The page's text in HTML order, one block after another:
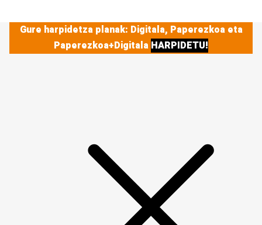
Gure harpidetza planak: Digitala, Paperezkoa eta
Paperezkoa+Digitala HARPIDETU!